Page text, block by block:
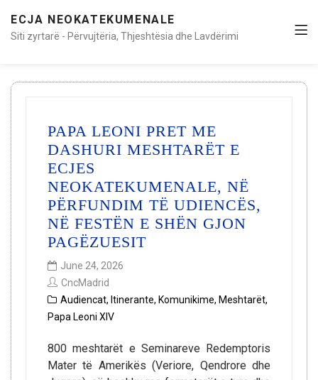
ECJA NEOKATEKUMENALE
Siti zyrtarë - Përvujtëria, Thjeshtësia dhe Lavdërimi
PAPA LEONI PRET ME
DASHURI MESHTARËT E
ECJES
NEOKATEKUMENALE, NË
PËRFUNDIM TË UDIENCËS,
NË FESTËN E SHËN GJON
PAGËZUESIT
June 24, 2026
CncMadrid
Audiencat, Itinerante, Komunikime, Meshtarët,
Papa Leoni XIV
800 meshtarët e Seminareve Redemptoris
Mater të Amerikës (Veriore, Qendrore dhe